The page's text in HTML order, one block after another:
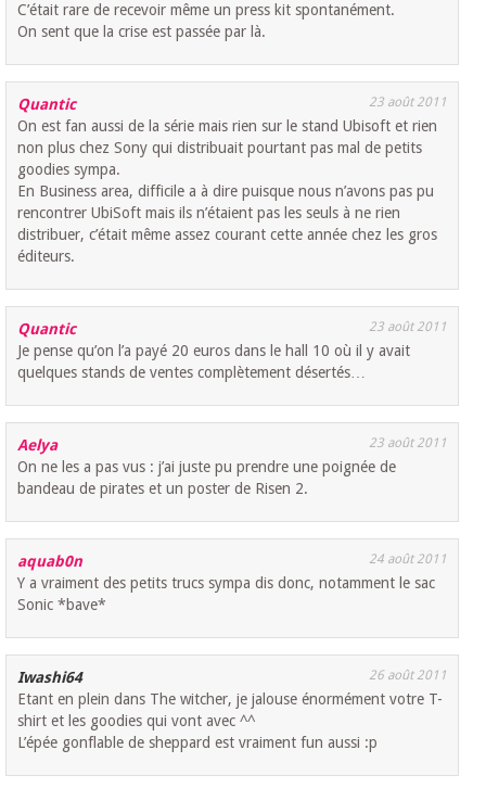
C’était rare de recevoir même un press kit spontanément.
On sent que la crise est passée par là.
Quantic 23 août 2011
On est fan aussi de la série mais rien sur le stand Ubisoft et rien
non plus chez Sony qui distribuait pourtant pas mal de petits
goodies sympa.
En Business area, difficile a à dire puisque nous n’avons pas pu
rencontrer UbiSoft mais ils n’étaient pas les seuls à ne rien
distribuer, c’était même assez courant cette année chez les gros
éditeurs.
Quantic 23 août 2011
Je pense qu’on l’a payé 20 euros dans le hall 10 où il y avait
quelques stands de ventes complètement désertés…
Aelya 23 août 2011
On ne les a pas vus : j’ai juste pu prendre une poignée de
bandeau de pirates et un poster de Risen 2.
aquab0n 24 août 2011
Y a vraiment des petits trucs sympa dis donc, notamment le sac
Sonic *bave*
Iwashi64 26 août 2011
Etant en plein dans The witcher, je jalouse énormément votre T-
shirt et les goodies qui vont avec ^^
L’épée gonflable de sheppard est vraiment fun aussi :p